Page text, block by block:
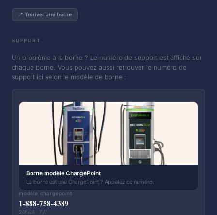
📍 Trouver une borne
SUPPORT
Un problème à la borne ? Le numéro de support est affiché sur
chaque borne. Vous pouvez aussi retrouver le numéro de
support ici selon le modèle de borne :
Borne modèle ChargePoint
La borne est une ChargePoint ? Appelez ce numéro.
modèle chargepoint
1-888-758-4389
24h/24 · 7j/7